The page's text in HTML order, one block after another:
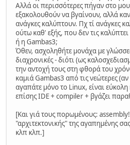
Αλλά οι περισσότερες πήγαν στο
εξακολουθούν να βγαίνουν, αλλά
ανάγκες καλύπτουν. Πχ τί ανάγκες
ούτω καθ' εξής, που δεν τις
ή η Gambas3;
Όθεν, ασχοληθήτε μονάχα με
διαχρονικές - διότι (ως
την αντοχή τους στη φθορά του
καμιά Gambas3 από τις νεώτερες
αγαπάτε μόνο το Linux, είναι εύκολη
επίσης IDE + compiler + βγάζει
[Και γιά τους πορωμένους: assembly!
"αρχιτεκτονικής" της αγαπημένης
κλπ κλπ.]